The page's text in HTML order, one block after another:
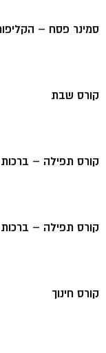
סמינר פסח –
קורס שבת
קורס תפילה –
קורס תפילה –
קורס חינוך